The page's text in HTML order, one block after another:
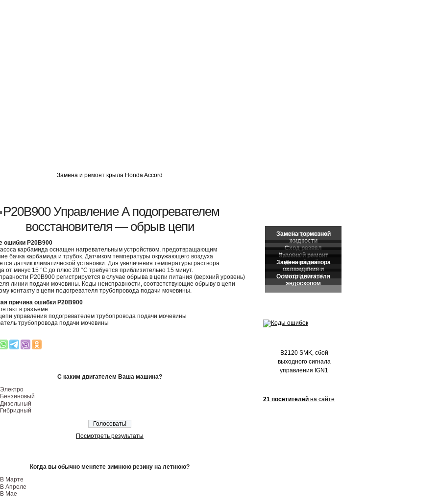
Замена и ремонт крыла Honda Accord
P20B900 Управление А подогревателем
восстановителя — обрыв цепи
ошибки P20B900
карбамида оснащен нагревательным устройством, предотвращающим
бачка карбамида и трубок. Датчиком температуры окружающего воздуха
датчик климатической установки. Для увеличения температуры раствора
от минус 15 °C до плюс 20 °C требуется приблизительно 15 минут.
P20B900 регистрируется в случае обрыва в цепи питания (верхний уровень)
линии подачи мочевины. Коды неисправности, соответствующие обрыву в цепи
контакту в цепи подогревателя трубопровода подачи мочевины.
причина ошибки P20B900
в разъеме
управления подогревателем трубопровода подачи мочевины
трубопровода подачи мочевины
С каким двигателем Ваша машина?
Электро
Бензиновый
Дизельный
Гибридный
Посмотреть результаты
Когда вы обычно меняете зимнюю резину на летнюю?
В Марте
В Апреле
В Мае
B2120 SMK, сбой
выходного сигнала
управления IGN1
21 посетителей на сайте